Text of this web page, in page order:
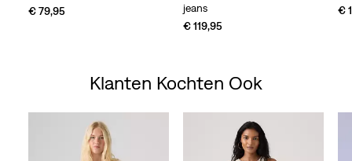
€ 79,95
jeans
€ 119,95
€
Klanten Kochten Ook